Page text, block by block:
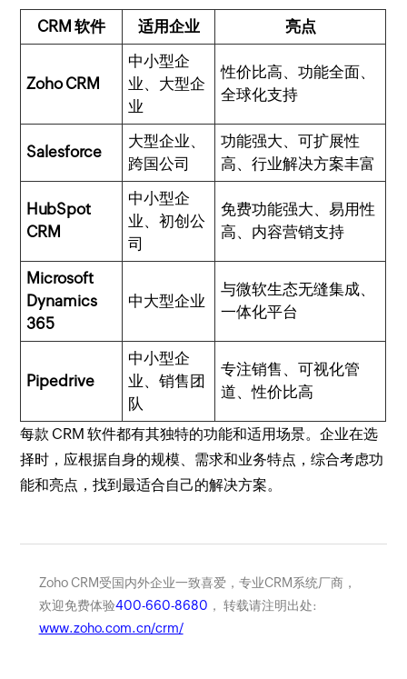
CRM 软件 适用企业 亮点
Zoho CRM
中小型企
业、大型企
业
性价比高、功能全面、
全球化支持
Salesforce
大型企业、
跨国公司
功能强大、可扩展性
高、行业解决方案丰富
HubSpot
CRM
中小型企
业、初创公
司
免费功能强大、易用性
高、内容营销支持
Microsoft
Dynamics
365
中大型企业
与微软生态无缝集成、
一体化平台
Pipedrive
中小型企
业、销售团
队
专注销售、可视化管
道、性价比高
每款 CRM 软件都有其独特的功能和适用场景。企业在选
择时，应根据自身的规模、需求和业务特点，综合考虑功
能和亮点，找到最适合自己的解决方案。
Zoho CRM受国内外企业一致喜爱，专业CRM系统厂商，
欢迎免费体验400-660-8680 ， 转载请注明出处:
www.zoho.com.cn/crm/